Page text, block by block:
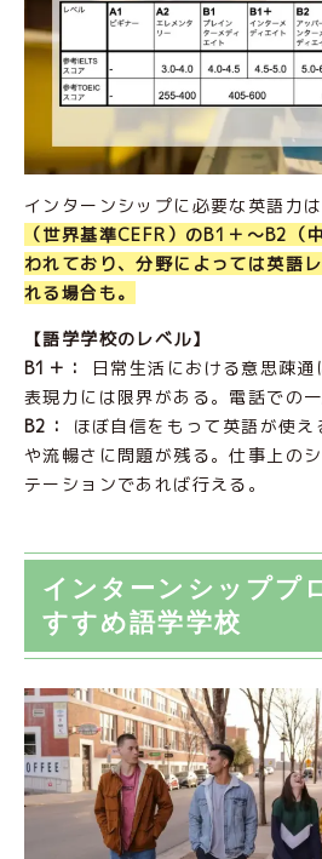
インターンシップに必要な英語力は
（世界基準CEFR）のB1＋〜B2（
われており、分野によっては英語
れる場合も。
【語学学校のレベル】
B1＋：
日常生活における意思疎通
表現力には限界がある。電話での
B2： ほぼ自信をもって英語が使え
や流暢さに問題が残る。仕事上の
テーションであれば行える。
インターンシッププ
すすめ語学学校